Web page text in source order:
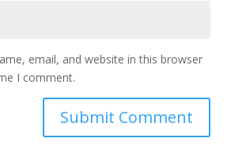
email, and website in this browser
I comment.